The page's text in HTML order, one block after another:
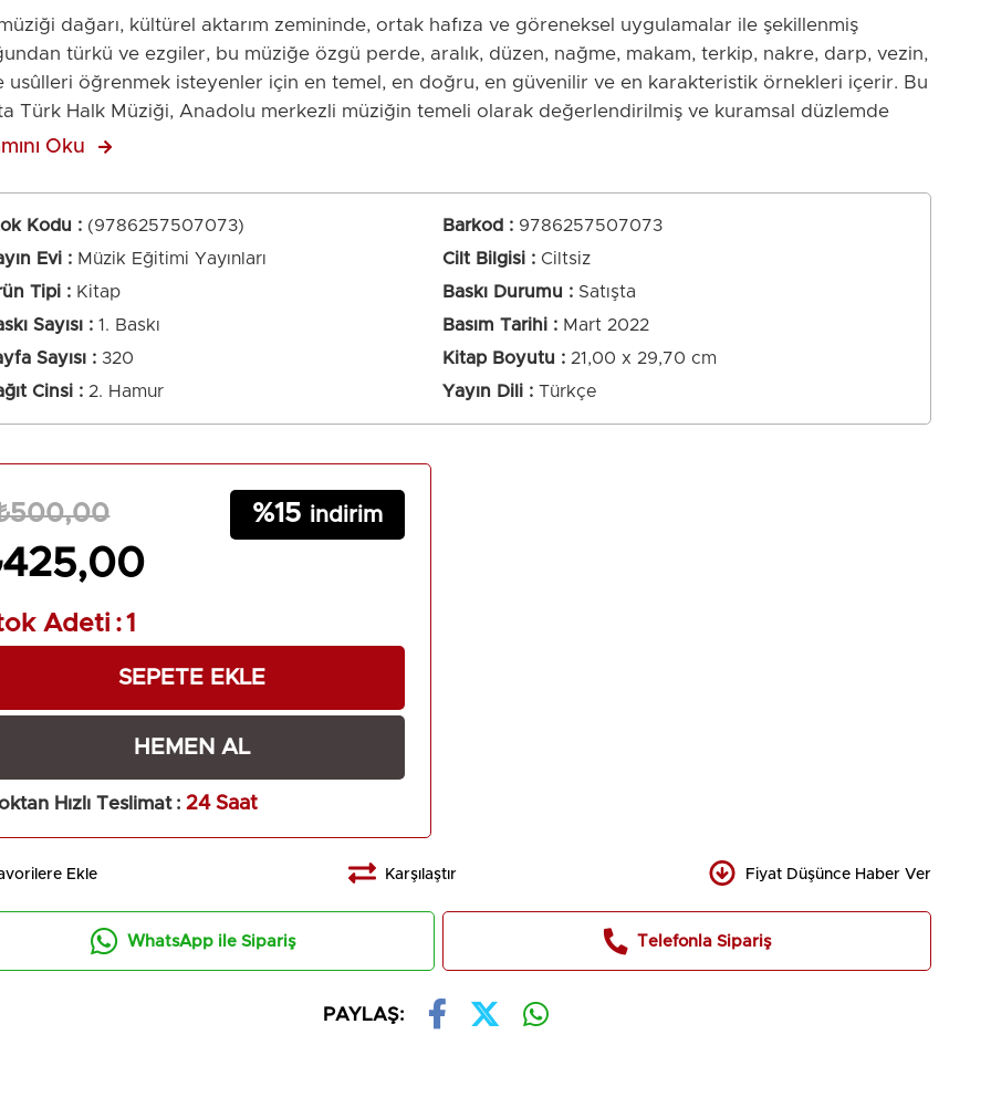
dağarı, kültürel aktarım zemininde, ortak hafıza ve göreneksel uygulamalar ile şekillenmiş
türkü ve ezgiler, bu müziğe özgü perde, aralık, düzen, nağme, makam, terkip, nakre, darp, vezin,
usûlleri öğrenmek isteyenler için en temel, en doğru, en güvenilir ve en karakteristik örnekleri içerir. Bu
Türk Halk Müziği, Anadolu merkezli müziğin temeli olarak değerlendirilmiş ve kuramsal düzlemde
bir Türk müziği anlayışının gelişimine katkı sağlamak amacıyla -alışılagelmişin dışında- yepyeni bir
çalışmalarında da kullanılabilecek şekilde oluşturulmuştur. Kitapta yer verilen tüm örnekler, halk müziği
seslendirmeye uygun sazlarla çalınmalıdır. Uygulama için tanbura, bağlama ve abdal sazı olmak
üç ana çalgının tel, perde, parmak ve vuruş örneklerine yer verilmiştir. Kitabın halk müziğini tanımak ve
isteyen tüm ilgililere, uzmanlara, müzik öğretmenliği, müzik üniversitesi ve konservatuvar
ile müzik kuramcılarına, icracılara, eğitimcilere ve araştırmacılara yararlı olmasını dileğiyle.
Oku
Kodu (9786257507073) Barkod : 9786257507073
Evi
Müzik Eğitimi Yayınları Cilt Bilgisi
Ciltsiz
Tipi
Kitap Baskı Durumu
Satışta
Sayısı
1. Baskı Basım Tarihi
Mart 2022
Sayısı
320 Kitap Boyutu
21,00 x 29,70 cm
Cinsi
2. Hamur Yayın Dili Türkçe
15
Adeti :1
Hızlı Teslimat : 24 Saat
Ekle Karşılaştır Fiyat Düşünce Haber Ver
WhatsApp ile Sipariş Telefonla Sipariş
PAYLAŞ: